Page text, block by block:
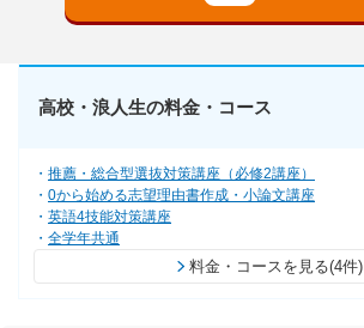
高校・浪人生の料金・コース
推薦・総合型選抜対策講座（必修2講座）
0から始める志望理由書作成・小論文講座
英語4技能対策講座
全学年共通
料金・コースを見る(4件)